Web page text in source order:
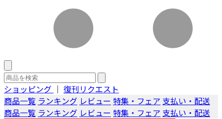
ショッピング ｜ 復刊リクエスト
商品一覧 ランキング レビュー 特集・フェア 支払い・配送
商品一覧 ランキング レビュー 特集・フェア 支払い・配送